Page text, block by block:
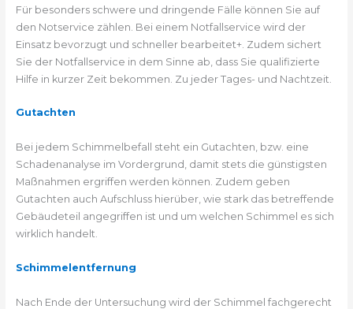
Für besonders schwere und dringende Fälle können Sie auf
den Notservice zählen. Bei einem Notfallservice wird der
Einsatz bevorzugt und schneller bearbeitet+. Zudem sichert
Sie der Notfallservice in dem Sinne ab, dass Sie qualifizierte
Hilfe in kurzer Zeit bekommen. Zu jeder Tages- und Nachtzeit.
Gutachten
Bei jedem Schimmelbefall steht ein Gutachten, bzw. eine
Schadenanalyse im Vordergrund, damit stets die günstigsten
Maßnahmen ergriffen werden können. Zudem geben
Gutachten auch Aufschluss hierüber, wie stark das betreffende
Gebäudeteil angegriffen ist und um welchen Schimmel es sich
wirklich handelt.
Schimmelentfernung
Nach Ende der Untersuchung wird der Schimmel fachgerecht